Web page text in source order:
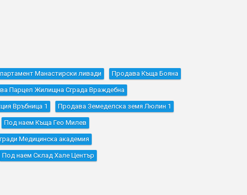
Манастирски ливади Продава Къщa Бояна
Парцел Жилищна Сграда Враждебна
Връбница 1 Продава Земеделска земя Люлин 1
Под наем Къщa Гео Милев
Медицинска академия
Под наем Склад Хале Център